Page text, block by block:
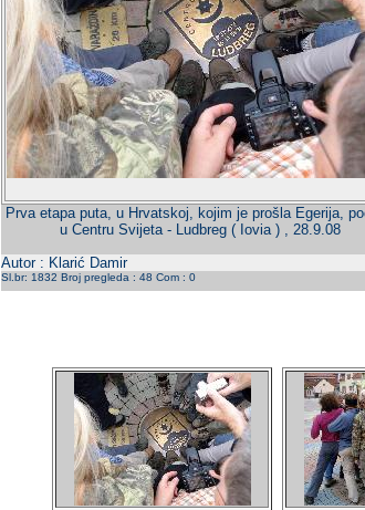
Prva etapa puta, u Hrvatskoj, kojim je prošla Egerija,
u Centru Svijeta - Ludbreg ( Iovia ) , 28.9.08
Autor : Klarić Damir
Sl.br: 1832 Broj pregleda : 48 Com : 0